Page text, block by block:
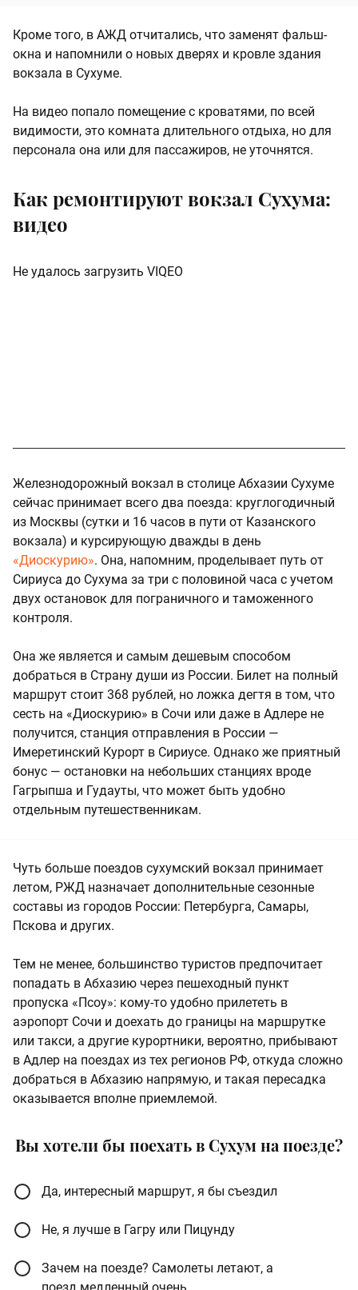
Кроме того, в АЖД отчитались, что заменят фальш-
окна и напомнили о новых дверях и кровле здания
вокзала в Сухуме.
На видео попало помещение с кроватями, по всей
видимости, это комната длительного отдыха, но для
персонала она или для пассажиров, не уточнятся.
Как ремонтируют вокзал Сухума:
видео
Не удалось загрузить VIQEO
Железнодорожный вокзал в столице Абхазии Сухуме
сейчас принимает всего два поезда: круглогодичный
из Москвы (сутки и 16 часов в пути от Казанского
вокзала) и курсирующую дважды в день
«Диоскурию». Она, напомним, проделывает путь от
Сириуса до Сухума за три с половиной часа с учетом
двух остановок для пограничного и таможенного
контроля.
Она же является и самым дешевым способом
добраться в Страну души из России. Билет на полный
маршрут стоит 368 рублей, но ложка дегтя в том, что
сесть на «Диоскурию» в Сочи или даже в Адлере не
получится, станция отправления в России —
Имеретинский Курорт в Сириусе. Однако же приятный
бонус — остановки на небольших станциях вроде
Гагрыпша и Гудауты, что может быть удобно
отдельным путешественникам.
Чуть больше поездов сухумский вокзал принимает
летом, РЖД назначает дополнительные сезонные
составы из городов России: Петербурга, Самары,
Пскова и других.
Тем не менее, большинство туристов предпочитает
попадать в Абхазию через пешеходный пункт
пропуска «Псоу»: кому-то удобно прилететь в
аэропорт Сочи и доехать до границы на маршрутке
или такси, а другие курортники, вероятно, прибывают
в Адлер на поездах из тех регионов РФ, откуда сложно
добраться в Абхазию напрямую, и такая пересадка
оказывается вполне приемлемой.
Вы хотели бы поехать в Сухум на поезде?
Да, интересный маршрут, я бы съездил
Не, я лучше в Гагру или Пицунду
Зачем на поезде? Самолеты летают, а